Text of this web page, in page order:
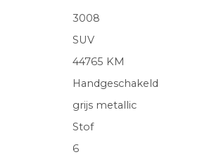
3008
SUV
44765 KM
Handgeschakeld
grijs metallic
Stof
6